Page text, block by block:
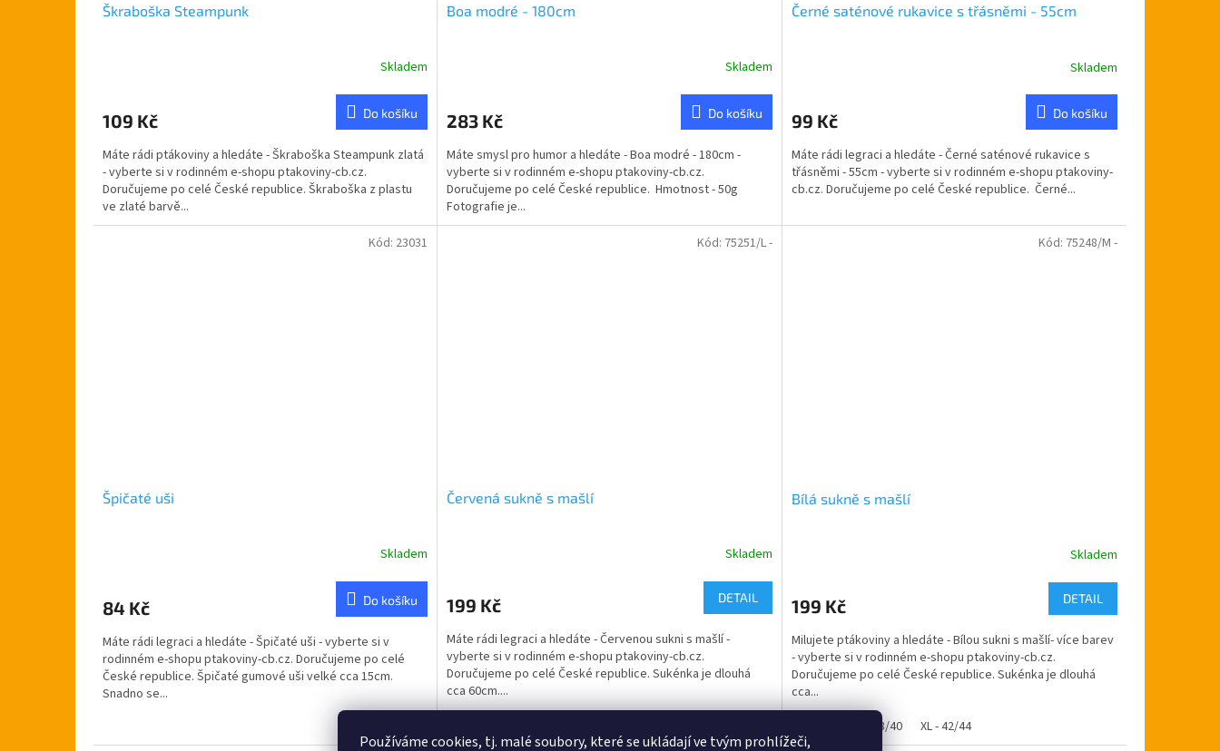
Používáme cookies, tj. malé soubory, které se ukládají ve tvým prohlížeči,
Škraboška Steampunk
Skladem
109 Kč Do košíku
Máte rádi ptákoviny a hledáte - Škraboška Steampunk zlatá
- vyberte si v rodinném e-shopu ptakoviny-cb.cz.
Doručujeme po celé České republice. Škraboška z plastu
ve zlaté barvě...
Boa modré - 180cm
Skladem
283 Kč Do košíku
Máte smysl pro humor a hledáte - Boa modré - 180cm -
vyberte si v rodinném e-shopu ptakoviny-cb.cz.
Doručujeme po celé České republice. Hmotnost - 50g
Fotografie je...
Černé saténové rukavice s třásněmi - 55cm
Skladem
99 Kč Do košíku
Máte rádi legraci a hledáte - Černé saténové rukavice s
třásněmi - 55cm - vyberte si v rodinném e-shopu ptakoviny-
cb.cz. Doručujeme po celé České republice. Černé...
Špičaté uši
Skladem
84 Kč Do košíku
Máte rádi legraci a hledáte - Špičaté uši - vyberte si v
rodinném e-shopu ptakoviny-cb.cz. Doručujeme po celé
České republice. Špičaté gumové uši velké cca 15cm.
Snadno se...
Kód: 23031
Červená sukně s mašlí
Skladem
199 Kč DETAIL
Máte rádi legraci a hledáte - Červenou sukni s mašlí -
vyberte si v rodinném e-shopu ptakoviny-cb.cz.
Doručujeme po celé České republice. Sukénka je dlouhá
cca 60cm....
Kód: 75251/L -
Bílá sukně s mašlí
Skladem
199 Kč DETAIL
Milujete ptákoviny a hledáte - Bílou sukni s mašlí- více barev
- vyberte si v rodinném e-shopu ptakoviny-cb.cz.
Doručujeme po celé České republice. Sukénka je dlouhá
cca...
L - 38/40 XL - 42/44
Kód: 75248/M -